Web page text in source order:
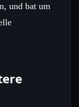
und bat um